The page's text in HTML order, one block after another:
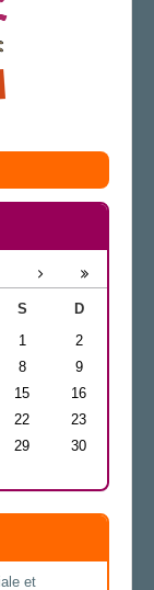
S
D
1
2
8
9
15
16
22
23
29
30
et